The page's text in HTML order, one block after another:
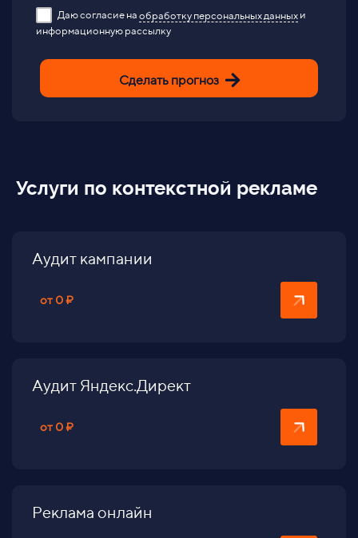
Даю согласие на обработку персональных данных и
информационную рассылку
Сделать прогноз
Услуги по контекстной рекламе
Аудит кампании
от 0 ₽
Аудит Яндекс.Директ
от 0 ₽
Реклама онлайн